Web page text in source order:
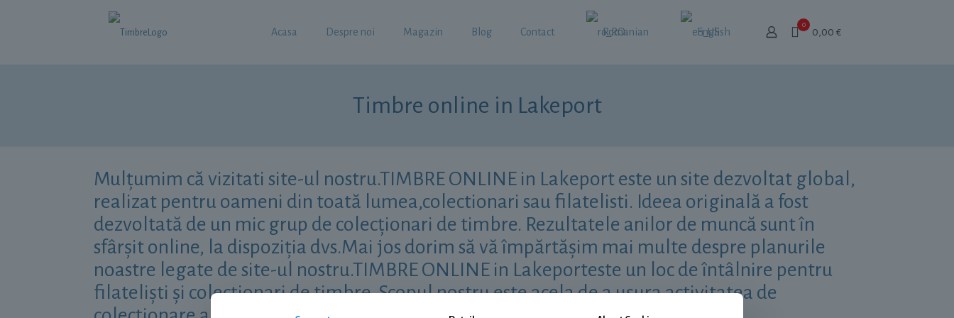
Acasa Despre noi Magazin Blog Contact Romanian English
0
0,00 €
Timbre online in Lakeport
Mulțumim că vizitati site-ul nostru.TIMBRE ONLINE in Lakeport este un site dezvoltat global,
realizat pentru oameni din toată lumea,colectionari sau filatelisti. Ideea originală a fost
dezvoltată de un mic grup de colecționari de timbre. Rezultatele anilor de muncă sunt în
sfârșit online, la dispoziția dvs.Mai jos dorim să vă împărtășim mai multe despre planurile
noastre legate de site-ul nostru.TIMBRE ONLINE in Lakeporteste un loc de întâlnire pentru
filateliști și colecționari de timbre. Scopul nostru este acela de a ușura activitatea de